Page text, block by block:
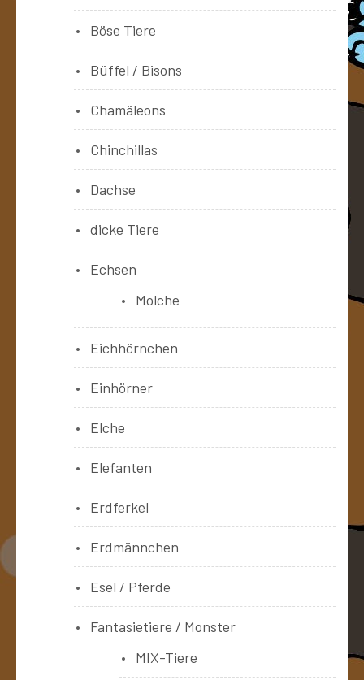
Böse Tiere
Büffel / Bisons
Chamäleons
Chinchillas
Dachse
dicke Tiere
Echsen
Molche
Eichhörnchen
Einhörner
Elche
Elefanten
Erdferkel
Erdmännchen
Esel / Pferde
Fantasietiere / Monster
MIX-Tiere